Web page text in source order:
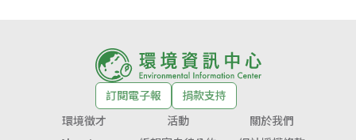
訂閱電子報
捐款支持
環境徵才
活動
關於我們